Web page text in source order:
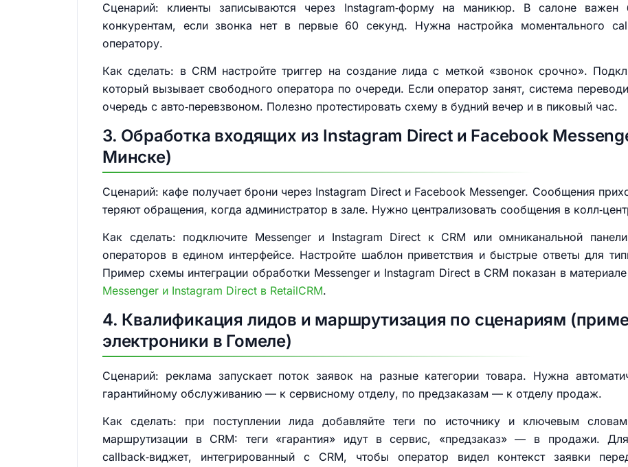
Сценарий: клиенты записываются через Instagram‑форму на маникюр. В салоне
конкурентам, если звонка нет в первые 60 секунд. Нужна настройка моментального
оператору.
Как сделать: в CRM настройте триггер на создание лида с меткой «звонок срочно».
который вызывает свободного оператора по очереди. Если оператор занят, система
очередь с авто‑перевзвоном. Полезно протестировать схему в будний вечер и в пиковый час.
3. Обработка входящих из Instagram Direct и Facebook
Минске)
Сценарий: кафе получает брони через Instagram Direct и Facebook Messenger. Сообщения
теряют обращения, когда администратор в зале. Нужно централизовать сообщения в
Как сделать: подключите Messenger и Instagram Direct к CRM или омниканальной
операторов в едином интерфейсе. Настройте шаблон приветствия и быстрые ответы для
Пример схемы интеграции обработки Messenger и Instagram Direct в CRM показан в
Messenger и Instagram Direct в RetailCRM.
4. Квалификация лидов и маршрутизация по сценариям
электроники в Гомеле)
Сценарий: реклама запускает поток заявок на разные категории товара. Нужна
гарантийному обслуживанию — к сервисному отделу, по предзаказам — к отделу продаж.
Как сделать: при поступлении лида добавляйте теги по источнику и ключевым
маршрутизации в CRM: теги «гарантия» идут в сервис, «предзаказ» — в продажи. Для
callback‑виджет, интегрированный с CRM, чтобы оператор видел контекст заявки